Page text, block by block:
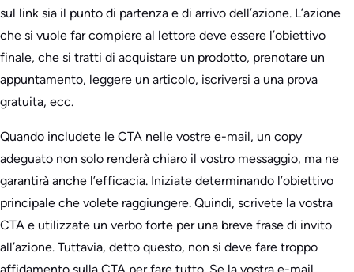
sul link sia il punto di partenza e di arrivo dell’azione. L’azione
che si vuole far compiere al lettore deve essere l’obiettivo
finale, che si tratti di acquistare un prodotto, prenotare un
appuntamento, leggere un articolo, iscriversi a una prova
gratuita, ecc.
Quando includete le CTA nelle vostre e-mail, un copy
adeguato non solo renderà chiaro il vostro messaggio, ma ne
garantirà anche l’efficacia. Iniziate determinando l’obiettivo
principale che volete raggiungere. Quindi, scrivete la vostra
CTA e utilizzate un verbo forte per una breve frase di invito
all’azione. Tuttavia, detto questo, non si deve fare troppo